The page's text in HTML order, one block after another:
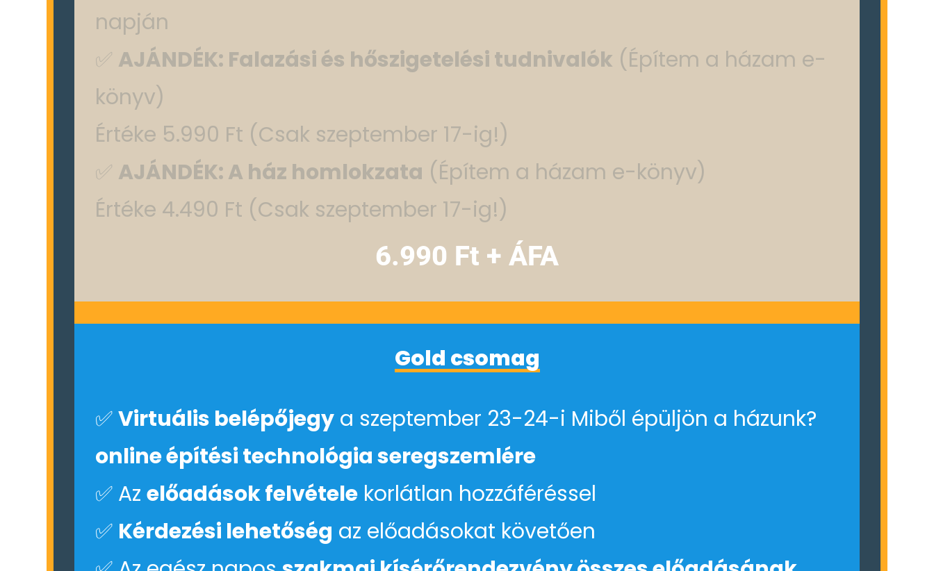
napján
✅ AJÁNDÉK: Falazási és hőszigetelési tudnivalók (Építem a házam e-
könyv)
Értéke 5.990 Ft (Csak szeptember 17-ig!)
✅ AJÁNDÉK: A ház homlokzata (Építem a házam e-könyv)
Értéke 4.490 Ft (Csak szeptember 17-ig!)
6.990 Ft + ÁFA
Gold csomag
✅Virtuális belépőjegy a szeptember 23-24-i Miből épüljön a házunk?
online építési technológia seregszemlére
✅ Azelőadások felvétele korlátlan hozzáféréssel
✅ Kérdezési lehetőség az előadásokat követően